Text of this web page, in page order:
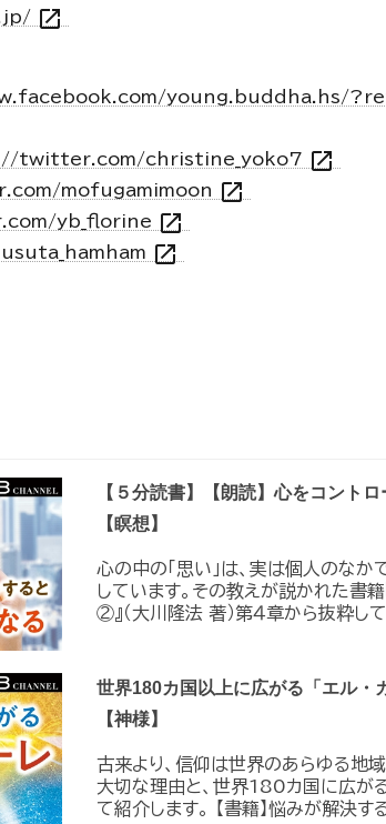
open_in_new
young.buddha.hs/
twitter.com/christine_yoko7 open_in_new
mofugamimoon open_in_new
yb_florine open_in_new
open_in_new
【５分読書】【朗読】心をコント
【瞑想】
心の中の「思い」は、実は個人のな
しています。その教えが説かれた書
②』（大川隆法 著）第４章から抜粋し
世界180カ国以上に広がる「エル・
【神様】
古来より、信仰は世界のあらゆる地
大切な理由と、世界180カ国に広がる
て紹介します。 【書籍】悩みが解決す